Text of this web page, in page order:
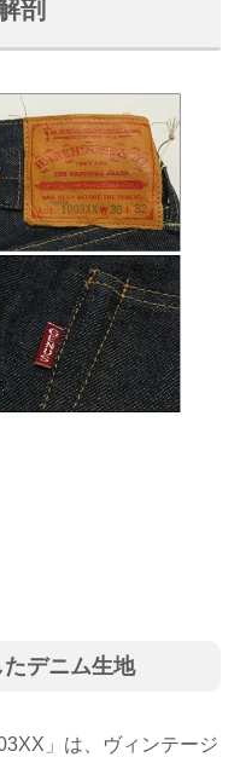
剖
デニム生地
」は、ヴィンテージ